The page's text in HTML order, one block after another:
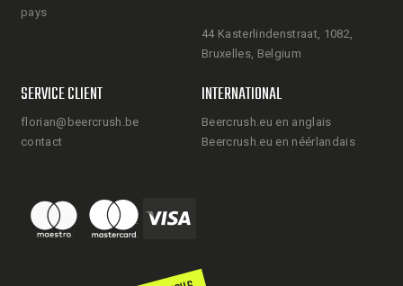
pays
44 Kasterlindenstraat, 1082,
Bruxelles, Belgium
SERVICE CLIENT
florian@beercrush.be
contact
INTERNATIONAL
Beercrush.eu en anglais
Beercrush.eu en néérlandais